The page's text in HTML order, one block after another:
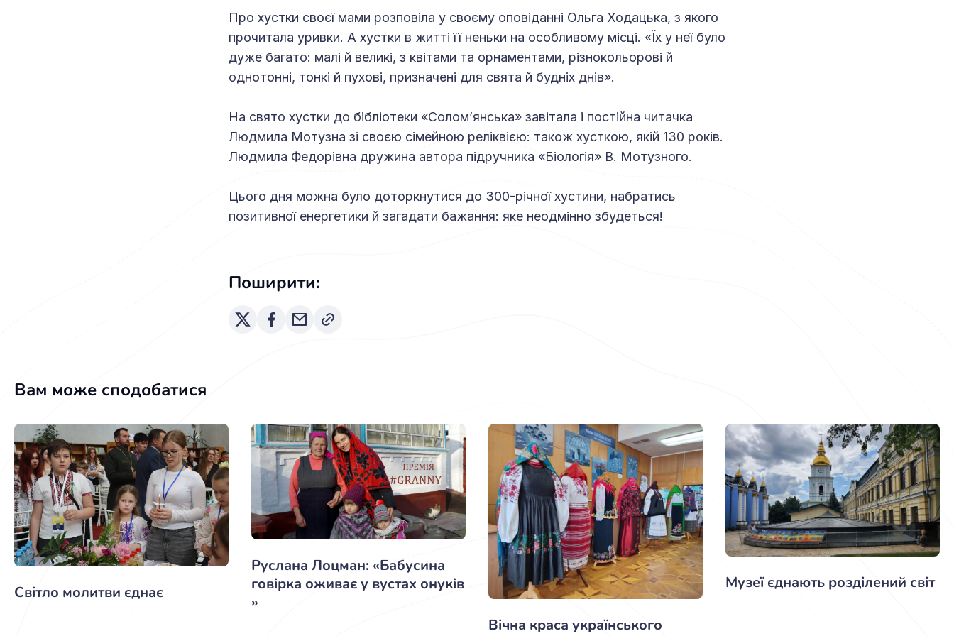
Про хустки своєї мами розповіла у своєму оповіданні Ольга Ходацька, з якого
прочитала уривки. А хустки в житті її неньки на особливому місці. «Їх у неї було
дуже багато: малі й великі, з квітами та орнаментами, різнокольорові й
однотонні, тонкі й пухові, призначені для свята й будніх днів».
На свято хустки до бібліотеки «Солом’янська» завітала і постійна читачка
Людмила Мотузна зі своєю сімейною реліквією: також хусткою, якій 130 років.
Людмила Федорівна дружина автора підручника «Біологія» В. Мотузного.
Цього дня можна було доторкнутися до 300-річної хустини, набратись
позитивної енергетики й загадати бажання: яке неодмінно збудеться!
Поширити:
Вам може сподобатися
Світло молитви єднає
Руслана Лоцман: «Бабусина
говірка оживає у вустах онуків
»
Вічна краса українського
Музеї єднають розділений світ